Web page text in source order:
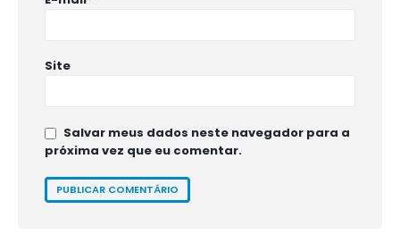
Site
Salvar meus dados neste navegador para a
próxima vez que eu comentar.